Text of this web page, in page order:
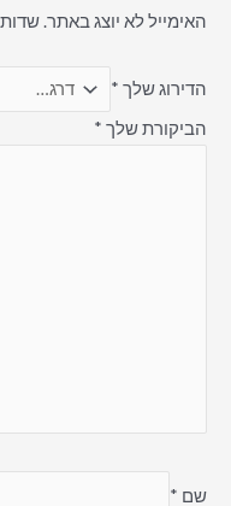
האימייל לא יוצג באתר.
הדירוג שלך *
הביקורת שלך *
שם *